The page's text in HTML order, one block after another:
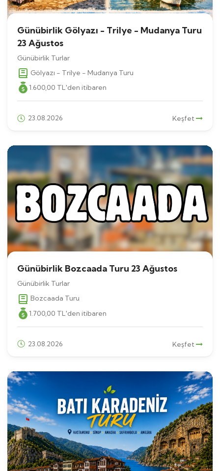
Günübirlik Gölyazı - Trilye - Mudanya Turu
23 Ağustos
Günübirlik Turlar
Gölyazı - Trilye - Mudanya Turu
1.600,00 TL'den itibaren
23.08.2026 Keşfet
Günübirlik Bozcaada Turu 23 Ağustos
Günübirlik Turlar
Bozcaada Turu
1.700,00 TL'den itibaren
23.08.2026 Keşfet